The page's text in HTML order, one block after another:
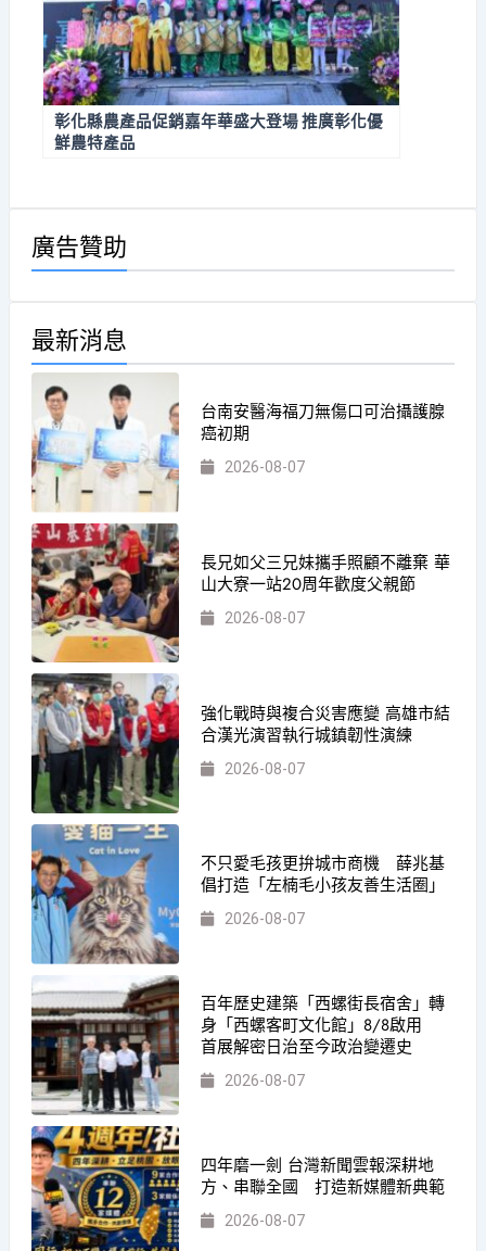
彰化縣農產品促銷嘉年華盛大登場 推廣彰化優
鮮農特產品
廣告贊助
最新消息
台南安醫海福刀無傷口可治攝護腺
癌初期
2026-08-07
長兄如父三兄妹攜手照顧不離棄 華
山大寮一站20周年歡度父親節
2026-08-07
強化戰時與複合災害應變 高雄市結
合漢光演習執行城鎮韌性演練
2026-08-07
不只愛毛孩更拚城市商機 薛兆基
倡打造「左楠毛小孩友善生活圈」
2026-08-07
百年歷史建築「西螺街長宿舍」轉
身「西螺客町文化館」8/8啟用
首展解密日治至今政治變遷史
2026-08-07
四年磨一劍 台灣新聞雲報深耕地
方、串聯全國 打造新媒體新典範
2026-08-07